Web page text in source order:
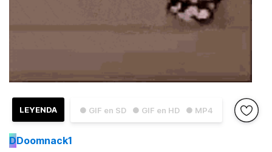
● GIF en SD ● GIF en HD ● MP4
LEYENDA
DDoomnack1